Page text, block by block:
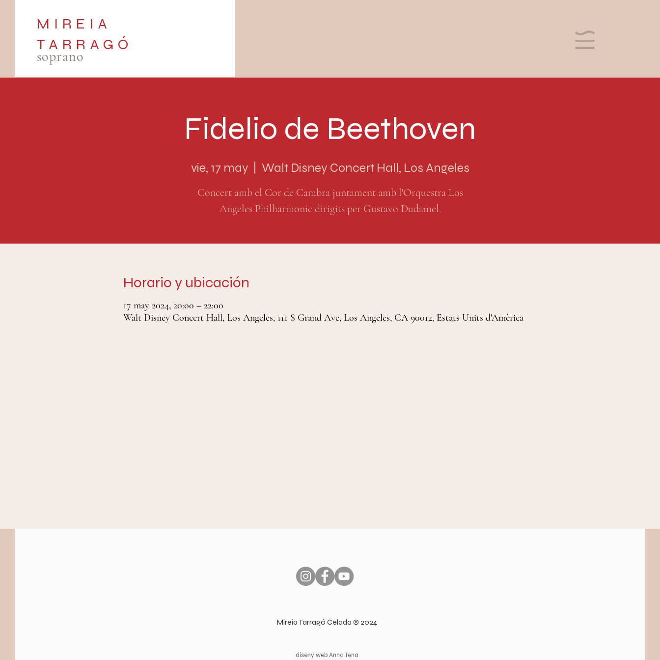
MIREIA
TARRAGÓ
soprano
Fidelio de Beethoven
vie, 17 may Walt Disney Concert Hall, Los Angeles
Concert amb el Cor de Cambra juntament amb l'Orquestra Los
Angeles Philharmonic dirigits per Gustavo Dudamel.
Horario y ubicación
17 may 2024, 20:00 – 22:00
Walt Disney Concert Hall, Los Angeles, 111 S Grand Ave, Los Angeles, CA 90012, Estats Units d'Amèrica
Mireia Tarragó Celada © 2024
diseny web Anna Tena